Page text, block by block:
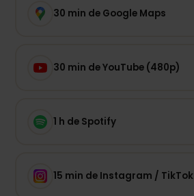
30 min de Google Maps
30 min de YouTube (480p)
1 h de Spotify
15 min de Instagram / TikTok